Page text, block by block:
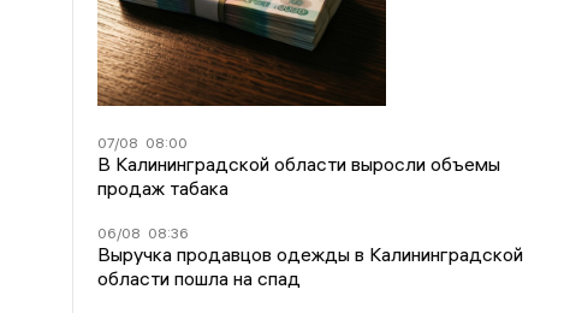
07/08 08:00
В Калининградской области выросли объемы
продаж табака
06/08 08:36
Выручка продавцов одежды в Калининградской
области пошла на спад